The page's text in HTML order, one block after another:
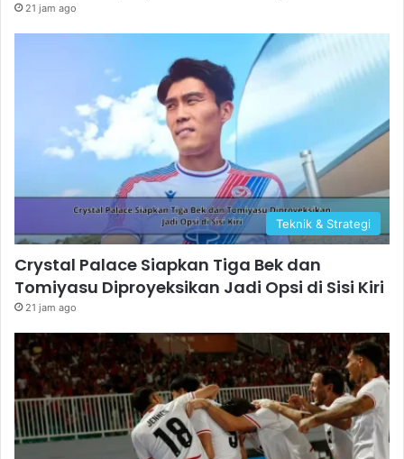
21 jam ago
Teknik & Strategi
Crystal Palace Siapkan Tiga Bek dan
Tomiyasu Diproyeksikan Jadi Opsi di Sisi Kiri
21 jam ago